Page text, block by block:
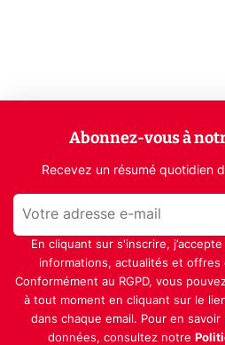
Abonnez-vous à
Recevez un résumé quotidien
En cliquant sur s'inscrire,
informations, actualités et offres
Conformément au RGPD, vous
à tout moment en cliquant sur le
dans chaque email. Pour en
données, consultez notre